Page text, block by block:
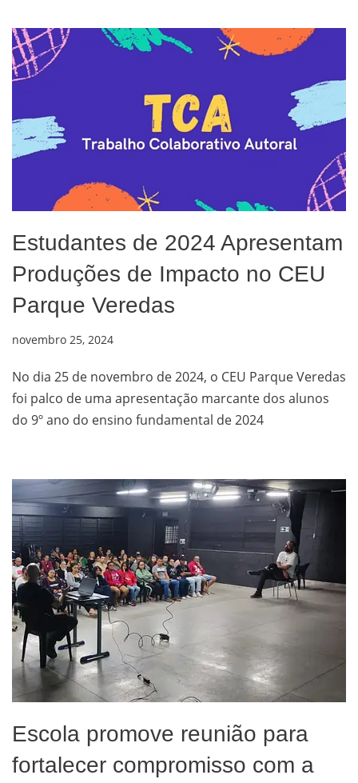
Estudantes de 2024 Apresentam
Produções de Impacto no CEU
Parque Veredas
novembro 25, 2024
No dia 25 de novembro de 2024, o CEU Parque Veredas
foi palco de uma apresentação marcante dos alunos
do 9º ano do ensino fundamental de 2024
Escola promove reunião para
fortalecer compromisso com a